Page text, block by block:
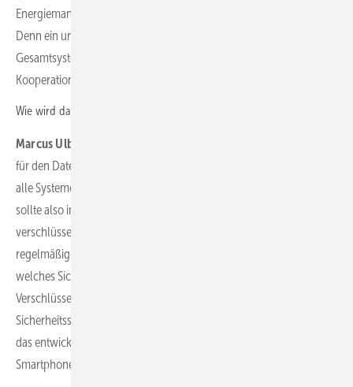
Energiemanagementsysteme mit, um die Kontrolle zu behalten.
Denn ein unsicheres Drittsystem kann ein ansonsten sicheres
Gesamtsystem angreifbar machen. Deshalb prüfen wir auch unsere
Kooperationspartner auf deren Sicherheitsstandards.
Wie wird das praktisch umgesetzt?
Marcus Ulbricht:
für den Datenaustausch definiert sind. Aber entscheidend ist, dass
alle Systeme dieselben Sicherheitsprinzipien verfolgen. Ein Kunde
sollte also im Betriebshandbuch lesen können, ob die Anmeldung
verschlüsselt ist, ob die Komponenten geprüft sind und ob es
regelmäßige Updates gibt. Am Ende entscheidet der Betreiber,
welches Sicherheitsniveau er will: von einfachen Systemen ohne
Verschlüsselung bis zu Lösungen mit zusätzlichem
Sicherheitsservice wie einem VPN. Auch im Energiemarkt wird sich
das entwickeln – so wie wir heute selbstverständlich VPN auf dem
Smartphone nutzen.